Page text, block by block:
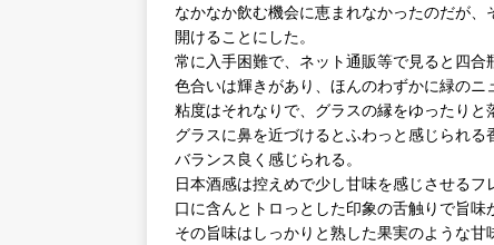
なかなか飲む機会に恵まれなかったのだが
開けることにした。
常に入手困難で、ネット通販等で見ると四合
色合いは輝きがあり、ほんのわずかに緑のニ
粘度はそれなりで、グラスの縁をゆったりと
グラスに鼻を近づけるとふわっと感じられ
バランス良く感じられる。
日本酒感は控えめで少し甘味を感じさせるフ
口に含んとトロっとした印象の舌触りで旨味
その旨味はしっかりと熟した果実のような甘